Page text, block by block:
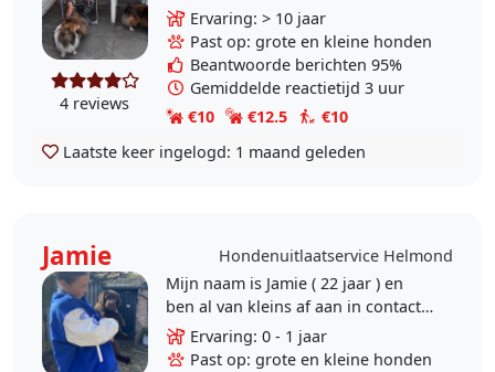
4 reviews
hondenoppas maar doe dit als
hobby. Ik pas ook af en toe op
katten maar kom dan aan huis. Ik..
Ervaring: > 10 jaar
Past op: grote en kleine honden
Beantwoorde berichten 95%
Gemiddelde reactietijd 3 uur
€10
€12.5
€10
Laatste keer ingelogd: 1 maand geleden
Jamie
Hondenuitlaatservice Helmond
Mijn naam is Jamie ( 22 jaar ) en
ben al van kleins af aan in contact
met honden. Ik ben een echte
dierenvriend en ben het liefst 24/7
Ervaring: 0 - 1 jaar
Past op: grote en kleine honden